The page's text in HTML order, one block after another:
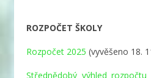
ROZPOČET ŠKOLY
Rozpočet 2025 (vyvěšeno 18.
Střednědobý výhled rozpočtu